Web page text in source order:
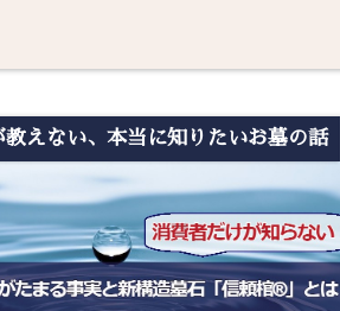
教えない、本当に知りたいお墓の話